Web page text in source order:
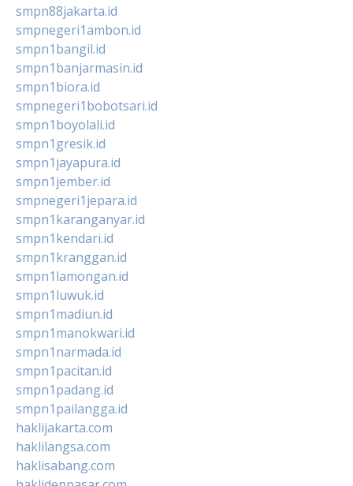
smpn88jakarta.id
smpnegeri1ambon.id
smpn1bangil.id
smpn1banjarmasin.id
smpn1biora.id
smpnegeri1bobotsari.id
smpn1boyolali.id
smpn1gresik.id
smpn1jayapura.id
smpn1jember.id
smpnegeri1jepara.id
smpn1karanganyar.id
smpn1kendari.id
smpn1kranggan.id
smpn1lamongan.id
smpn1luwuk.id
smpn1madiun.id
smpn1manokwari.id
smpn1narmada.id
smpn1pacitan.id
smpn1padang.id
smpn1pailangga.id
haklijakarta.com
haklilangsa.com
haklisabang.com